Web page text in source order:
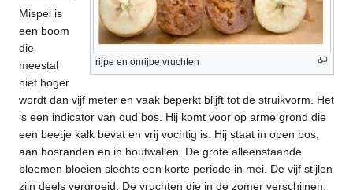
rijpe en onrijpe vruchten
Mispel is
een boom
die
meestal
niet hoger
wordt dan vijf meter en vaak beperkt blijft tot de struikvorm. Het
is een indicator van oud bos. Hij komt voor op arme grond die
een beetje kalk bevat en vrij vochtig is. Hij staat in open bos,
aan bosranden en in houtwallen. De grote alleenstaande
bloemen bloeien slechts een korte periode in mei. De vijf stijlen
zijn deels vergroeid. De vruchten die in de zomer verschijnen,